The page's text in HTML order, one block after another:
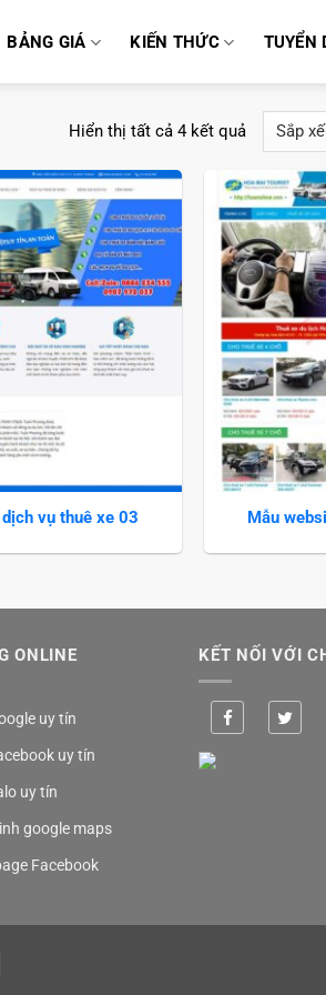
BẢNG GIÁ KIẾN THỨC TUYỂN
Hiển thị tất cả 4 kết quả
sắp
xếp
theo
mới
nhất
vụ thuê xe 03 Mẫu
ONLINE
uy tín
uy tín
uy tín
google maps
Facebook
KẾT NỐI VỚI